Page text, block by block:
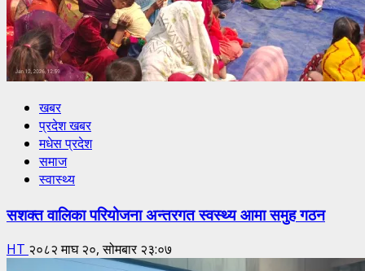
खबर
प्रदेश खबर
मधेस प्रदेश
समाज
स्वास्थ्य
सशक्त वालिका परियोजना अन्तरगत स्वस्थ्य आमा समुह गठन
HT २०८२ माघ २०, सोमबार २३:०७